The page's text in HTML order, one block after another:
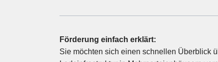
Förderung einfach erklärt:
Sie möchten sich einen schnellen Überblick